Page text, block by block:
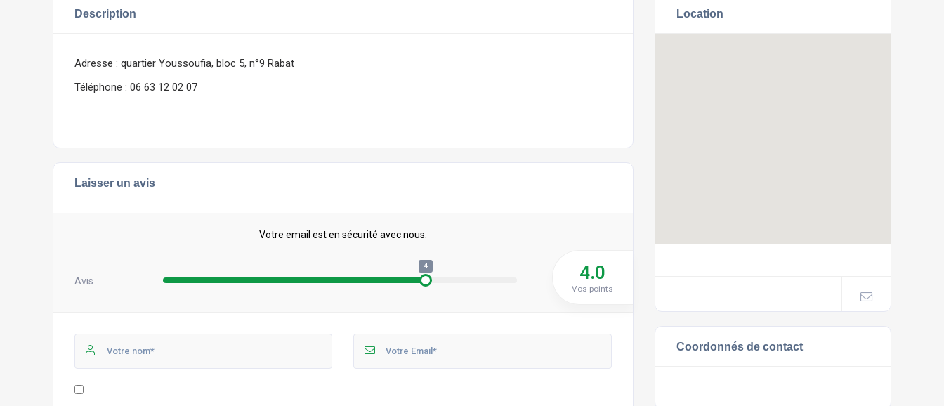
Description
Adresse : quartier Youssoufia, bloc 5, n°9 Rabat
Téléphone : 06 63 12 02 07
Laisser un avis
Votre email est en sécurité avec nous.
Avis
4 4.0
Vos points
Location
Coordonnés de contact